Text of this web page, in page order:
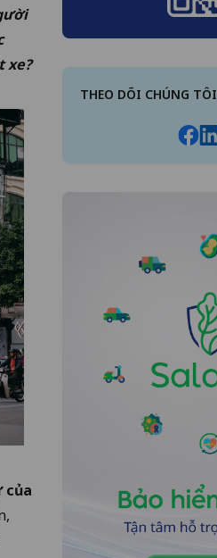
xe?
của
THEO DÕI CHÚNG TÔI